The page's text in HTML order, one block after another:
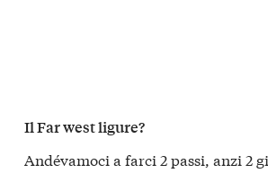
Il Far west ligure?
Andévamoci a farci 2 passi, anzi 2